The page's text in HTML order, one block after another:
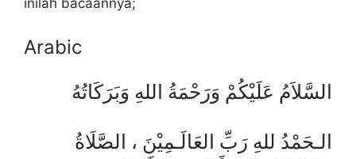
Arabic
السَّلاَمُ عَلَيْكُمْ وَرَحْمَةُ اللهِ وَبَرَكَاتُهُ
الـحَمْدُ للهِ رَبِّ العَالَـمِيْنَ ، الصَّلَاةُ